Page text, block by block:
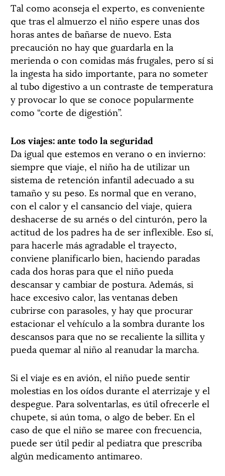
Tal como aconseja el experto, es conveniente
que tras el almuerzo el niño espere unas dos
horas antes de bañarse de nuevo. Esta
precaución no hay que guardarla en la
merienda o con comidas más frugales, pero sí si
la ingesta ha sido importante, para no someter
al tubo digestivo a un contraste de temperatura
y provocar lo que se conoce popularmente
como “corte de digestión”.
Los viajes: ante todo la seguridad
Da igual que estemos en verano o en invierno:
siempre que viaje, el niño ha de utilizar un
sistema de retención infantil adecuado a su
tamaño y su peso. Es normal que en verano,
con el calor y el cansancio del viaje, quiera
deshacerse de su arnés o del cinturón, pero la
actitud de los padres ha de ser inflexible. Eso sí,
para hacerle más agradable el trayecto,
conviene planificarlo bien, haciendo paradas
cada dos horas para que el niño pueda
descansar y cambiar de postura. Además, si
hace excesivo calor, las ventanas deben
cubrirse con parasoles, y hay que procurar
estacionar el vehículo a la sombra durante los
descansos para que no se recaliente la sillita y
pueda quemar al niño al reanudar la marcha.
Si el viaje es en avión, el niño puede sentir
molestias en los oídos durante el aterrizaje y el
despegue. Para solventarlas, es útil ofrecerle el
chupete, si aún toma, o algo de beber. En el
caso de que el niño se maree con frecuencia,
puede ser útil pedir al pediatra que prescriba
algún medicamento antimareo.